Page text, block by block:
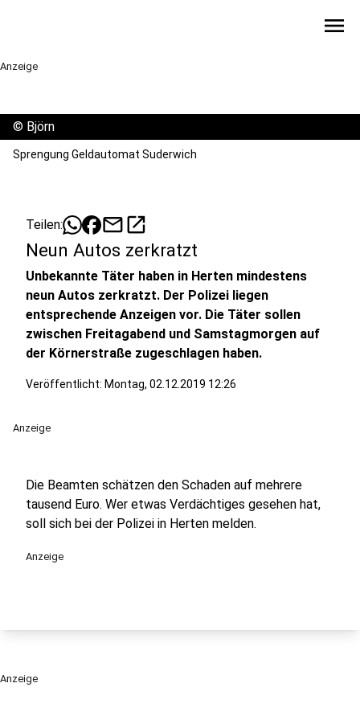
menu
Anzeige
© Björn
Sprengung Geldautomat Suderwich
Teilen: mailopen_in_new
Neun Autos zerkratzt
Unbekannte Täter haben in Herten mindestens
neun Autos zerkratzt. Der Polizei liegen
entsprechende Anzeigen vor. Die Täter sollen
zwischen Freitagabend und Samstagmorgen auf
der Körnerstraße zugeschlagen haben.
Veröffentlicht: Montag, 02.12.2019 12:26
Anzeige
Die Beamten schätzen den Schaden auf mehrere
tausend Euro. Wer etwas Verdächtiges gesehen hat,
soll sich bei der Polizei in Herten melden.
Anzeige
Anzeige